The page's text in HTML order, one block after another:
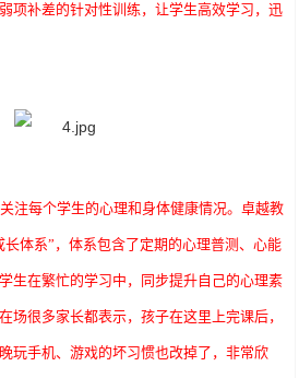
项补差的针对性训练，让学生高效学习，迅
注每个学生的心理和身体健康情况。卓越教
长体系”，体系包含了定期的心理普测、心能
生在繁忙的学习中，同步提升自己的心理素
场很多家长都表示，孩子在这里上完课后，
玩手机、游戏的坏习惯也改掉了，非常欣